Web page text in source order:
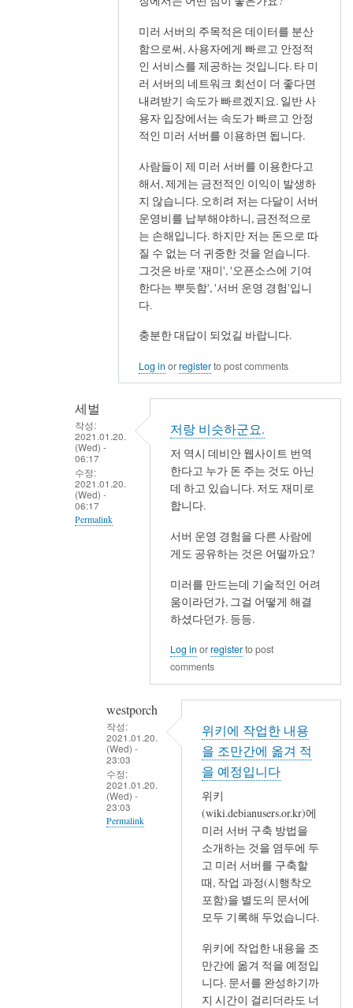
미러 서버의 주목적은 데이터를 분산
함으로써, 사용자에게 빠르고 안정적
인 서비스를 제공하는 것입니다. 타 미
러 서버의 네트워크 회선이 더 좋다면
내려받기 속도가 빠르겠지요. 일반 사
용자 입장에서는 속도가 빠르고 안정
적인 미러 서버를 이용하면 됩니다.
사람들이 제 미러 서버를 이용한다고
해서, 제게는 금전적인 이익이 발생하
지 않습니다. 오히려 저는 다달이 서버
운영비를 납부해야하니, 금전적으로
는 손해입니다. 하지만 저는 돈으로 따
질 수 없는 더 귀중한 것을 얻습니다.
그것은 바로 '재미', '오픈소스에 기여
한다는 뿌듯함', '서버 운영 경험'입니
다.
충분한 대답이 되었길 바랍니다.
Log in orregisterto post comments
세벌
작성:
2021.01.20.
(Wed) -
06:17
수정:
2021.01.20.
(Wed) -
06:17
Permalink
저랑 비슷하군요.
저 역시 데비안 웹사이트 번역
한다고 누가 돈 주는 것도 아닌
데 하고 있습니다. 저도 재미로
합니다.
서버 운영 경험을 다른 사람에
게도 공유하는 것은 어떨까요?
미러를 만드는데 기술적인 어려
움이라던가, 그걸 어떻게 해결
하셨다던가. 등등.
Log in orregisterto post
comments
westporch
작성:
2021.01.20.
(Wed) -
23:03
수정:
2021.01.20.
(Wed) -
23:03
Permalink
위키에 작업한 내용
을 조만간에 옮겨 적
을 예정입니다
위키
(wiki.debianusers.or.kr)에
미러 서버 구축 방법을
소개하는 것을 염두에 두
고 미러 서버를 구축할
때, 작업 과정(시행착오
포함)을 별도의 문서에
모두 기록해 두었습니다.
위키에 작업한 내용을 조
만간에 옮겨 적을 예정입
니다. 문서를 완성하기까
지 시간이 걸리더라도 너